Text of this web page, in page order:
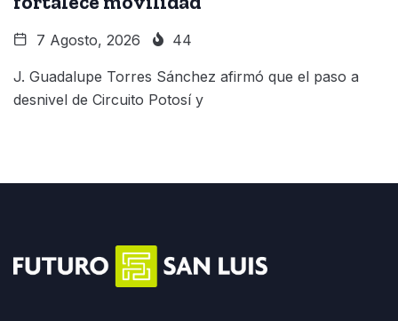
7 Agosto, 2026 44
J. Guadalupe Torres Sánchez afirmó que el paso a
desnivel de Circuito Potosí y